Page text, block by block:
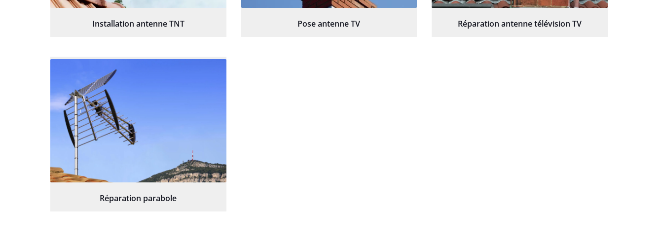
Installation antenne TNT Pose antenne TV Réparation antenne télévision TV
Réparation parabole